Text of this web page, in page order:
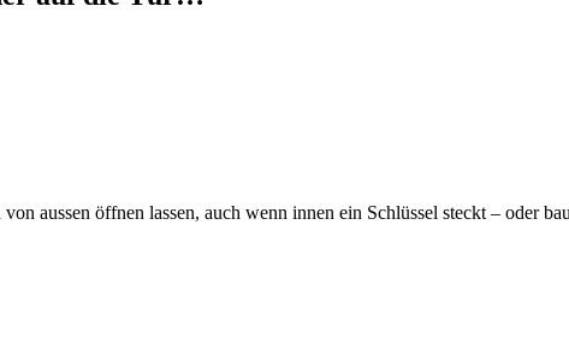
aussen öffnen lassen, auch wenn innen ein Schlüssel steckt – oder